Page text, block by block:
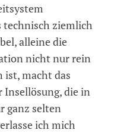
technisch ziemlich
alleine die
nicht nur rein
ist, macht das
Insellösung, die in
ganz selten
ich mich